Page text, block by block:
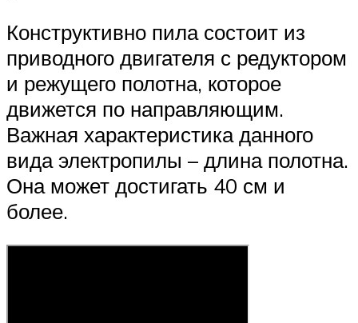
Конструктивно пила состоит из
приводного двигателя с редуктором
и режущего полотна, которое
движется по направляющим.
Важная характеристика данного
вида электропилы – длина полотна.
Она может достигать 40 см и
более.